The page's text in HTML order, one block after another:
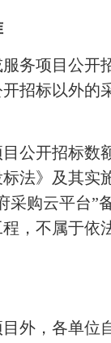
服务项目公
招标以外
目公开招标
法》及其实
采购云平台
，不属于依
外，各单位